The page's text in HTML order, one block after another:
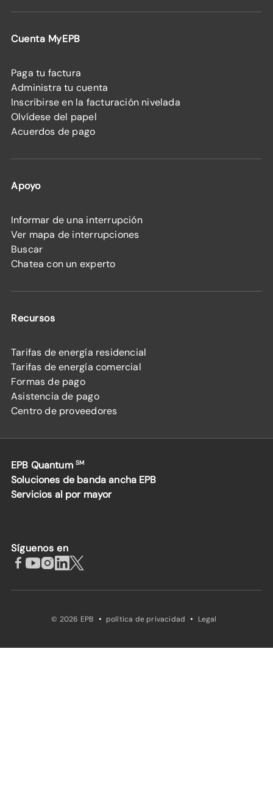
Cuenta MyEPB
Paga tu factura
Administra tu cuenta
Inscribirse en la facturación nivelada
Olvídese del papel
Acuerdos de pago
Apoyo
Informar de una interrupción
Ver mapa de interrupciones
Buscar
Chatea con un experto
Recursos
Tarifas de energía residencial
Tarifas de energía comercial
Formas de pago
Asistencia de pago
Centro de proveedores
EPB Quantum SM
Soluciones de banda ancha EPB
Servicios al por mayor
Síguenos en
© 2026 EPB · política de privacidad · Legal